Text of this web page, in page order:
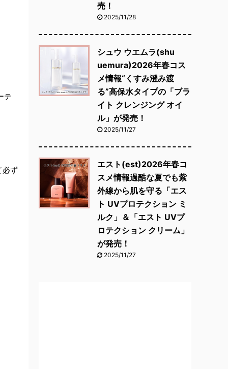
テ
必ず
売！
2025/11/28
シュウ ウエムラ(shu
uemura)2026年春コス
メ情報“くすみ澄み渡
る”高保水タイプの「ブラ
イト クレンジング オイ
ル」が発売！
2025/11/27
エスト(est)2026年春コ
スメ情報過酷な夏でも紫
外線から肌を守る「エス
ト UVプロテクション ミ
ルク」＆「エスト UVプ
ロテクション クリーム」
が発売！
2025/11/27